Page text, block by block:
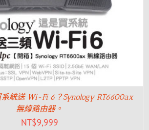
系統送 Wi-Fi 6？Synology RT6600ax
無線路由器。
NT$9,999